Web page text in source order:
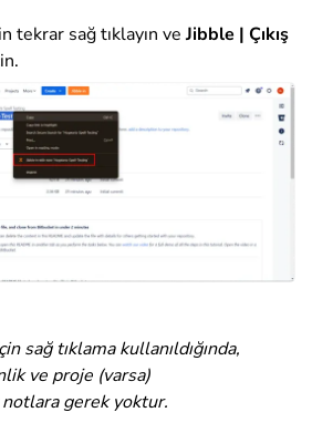
tekrar sağ tıklayın ve Jibble | Çıkış
sağ tıklama kullanıldığında,
ve proje (varsa)
notlara gerek yoktur.